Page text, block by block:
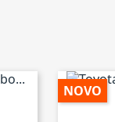
NOVO